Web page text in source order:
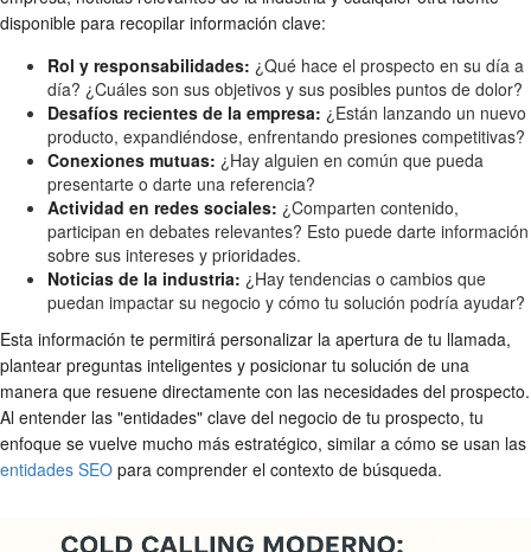
disponible para recopilar información clave:
Rol y responsabilidades: ¿Qué hace el prospecto en su día a
día? ¿Cuáles son sus objetivos y sus posibles puntos de dolor?
Desafíos recientes de la empresa: ¿Están lanzando un nuevo
producto, expandiéndose, enfrentando presiones competitivas?
Conexiones mutuas: ¿Hay alguien en común que pueda
presentarte o darte una referencia?
Actividad en redes sociales: ¿Comparten contenido,
participan en debates relevantes? Esto puede darte información
sobre sus intereses y prioridades.
Noticias de la industria: ¿Hay tendencias o cambios que
puedan impactar su negocio y cómo tu solución podría ayudar?
Esta información te permitirá personalizar la apertura de tu llamada,
plantear preguntas inteligentes y posicionar tu solución de una
manera que resuene directamente con las necesidades del prospecto.
Al entender las "entidades" clave del negocio de tu prospecto, tu
enfoque se vuelve mucho más estratégico, similar a cómo se usan las
entidades SEO para comprender el contexto de búsqueda.